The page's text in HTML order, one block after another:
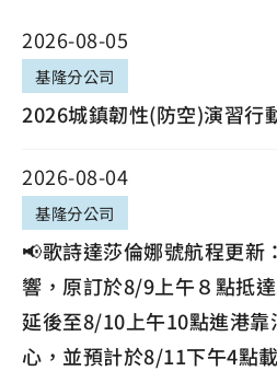
2026-08-05
基隆分公司
2026城鎮韌性(防空)演習行
2026-08-04
基隆分公司
📢歌詩達莎倫娜號航程更新
響，原訂於8/9上午８點抵
延後至8/10上午10點進港靠
心，並預計於8/11下午4點